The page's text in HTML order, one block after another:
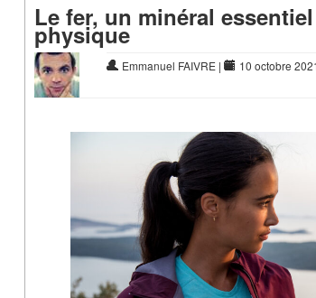
Le fer, un minéral
physique
Emmanuel FAIVRE | 10 octobre